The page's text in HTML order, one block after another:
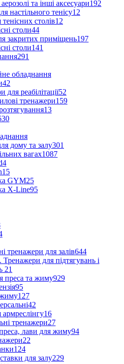
та інші аксесуари192
настільного тенісу12
столів12
столи44
закритих приміщень197
столи141
291
обладнання
42
для реабілітації52
тренажери159
13
дому та залу301
вагах1087
4
15
GYM25
X-Line95
тренажери для залів644
Тренажери для підтягувань і
21
преса та жиму929
95
127
42
16
тренажери27
лави для жиму94
22
124
для залу229